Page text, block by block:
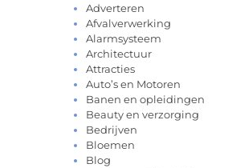
Adverteren
Afvalverwerking
Alarmsysteem
Architectuur
Attracties
Auto’s en Motoren
Banen en opleidingen
Beauty en verzorging
Bedrijven
Bloemen
Blog